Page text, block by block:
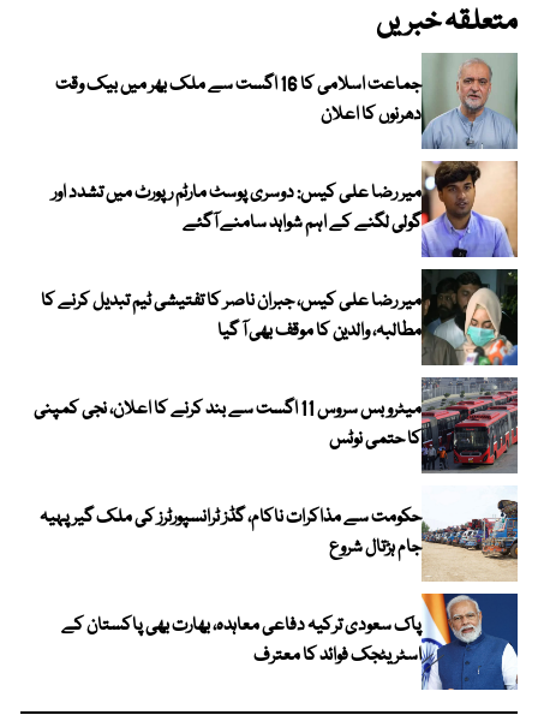
متعلقہ خبریں
جماعت اسلامی کا 16 اگست سے ملک بھر میں بیک وقت
دھرنوں کا اعلان
میر رضا علی کیس: دوسری پوسٹ مارٹم رپورٹ میں تشدد اور
گولی لگنے کے اہم شواہد سامنے آگئے
میر رضا علی کیس، جبران ناصر کا تفتیشی ٹیم تبدیل کرنے کا
مطالبہ، والدین کا موقف بھی آ گیا
میٹرو بس سروس 11 اگست سے بند کرنے کا اعلان، نجی کمپنی
کا حتمی نوٹس
حکومت سے مذاکرات ناکام، گڈز ٹرانسپورٹرز کی ملک گیر پہیہ
جام ہڑتال شروع
پاک سعودی ترکیہ دفاعی معاہدہ، بھارت بھی پاکستان کے
اسٹریٹجک فوائد کا معترف